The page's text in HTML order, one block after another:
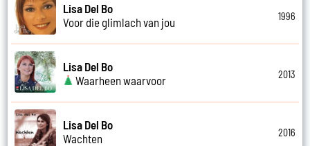
Lisa Del Bo
Voor die glimlach van jou
1996
Lisa Del Bo
Waarheen waarvoor
2013
Lisa Del Bo
Wachten
2016